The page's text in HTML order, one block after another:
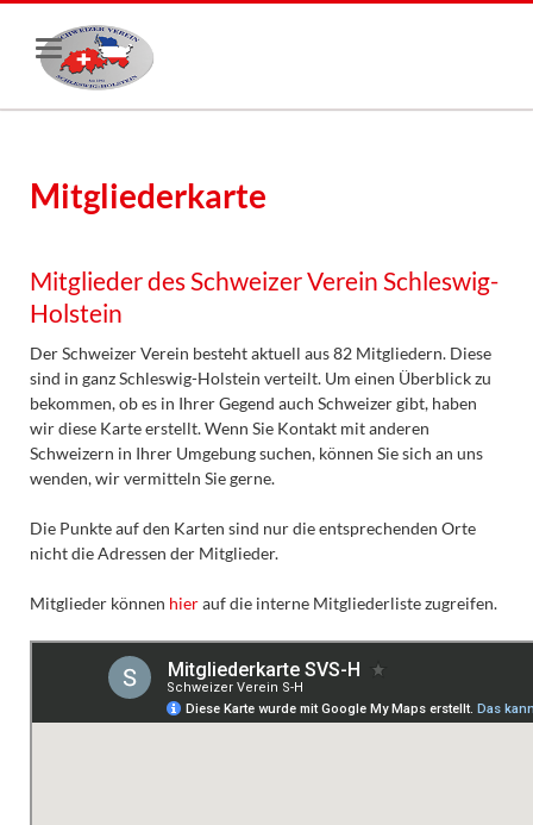
Mitgliederkarte
Mitglieder des Schweizer Verein Schleswig-
Holstein
Der Schweizer Verein besteht aktuell aus 82 Mitgliedern. Diese
sind in ganz Schleswig-Holstein verteilt. Um einen Überblick zu
bekommen, ob es in Ihrer Gegend auch Schweizer gibt, haben
wir diese Karte erstellt. Wenn Sie Kontakt mit anderen
Schweizern in Ihrer Umgebung suchen, können Sie sich an uns
wenden, wir vermitteln Sie gerne.
Die Punkte auf den Karten sind nur die entsprechenden Orte
nicht die Adressen der Mitglieder.
Mitglieder können hierauf die interne Mitgliederliste zugreifen.